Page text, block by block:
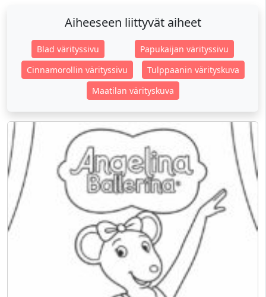
Aiheeseen liittyvät aiheet
Blad värityssivu
Papukaijan värityssivu
Cinnamorollin värityssivu
Tulppaanin värityskuva
Maatilan värityskuva